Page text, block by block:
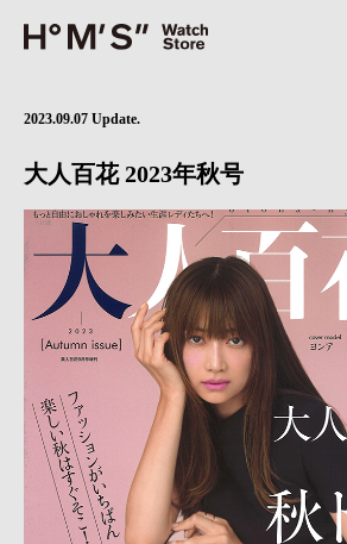
2023.09.07 Update.
大人百花 2023年秋号